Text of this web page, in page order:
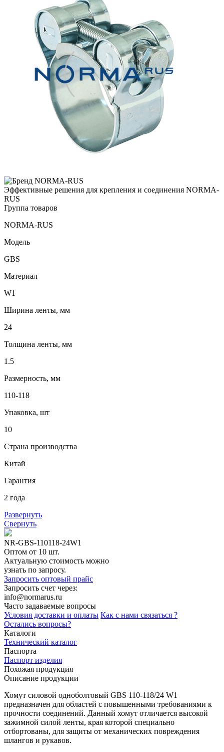
Эффективные решения для крепления и соединения NORMA-
RUS
Группа товаров
NORMA-RUS
Модель
GBS
Материал
W1
Ширина ленты, мм
24
Толщина ленты, мм
1.5
Размерность, мм
110-118
Упаковка, шт
10
Страна производства
Китай
Гарантия
2 года
Развернуть
Свернуть
NR-GBS-110118-24W1
Оптом от 10 шт.
Актуальную стоимость можно
узнать по запросу.
Запросить оптовый прайс
Запросить счет через:
info@normarus.ru
Часто задаваемые вопросы
Условия доставки и оплаты Как с нами связаться ?
Остались вопросы?
Каталоги
Технический каталог
Паспорта
Паспорт изделия
Похожая продукция
Описание продукции
Хомут силовой одноболтовый GBS 110-118/24 W1
предназначен для областей с повышенными требованиями к
прочности соединений. Данный хомут отличается высокой
зажимной силой ленты, края которой специально
отбортованы, для защиты от механических повреждения
шлангов и рукавов.